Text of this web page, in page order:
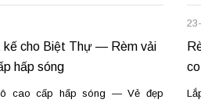
kế cho Biệt Thự — Rèm vải
hấp sóng
cao cấp hấp sóng — Vẻ đẹp